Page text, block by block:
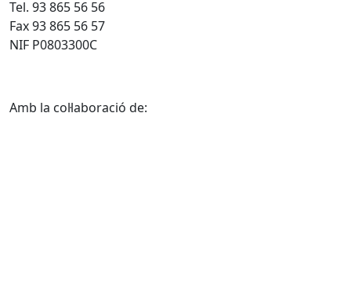
Tel. 93 865 56 56
Fax 93 865 56 57
NIF P0803300C
Amb la col·laboració de: